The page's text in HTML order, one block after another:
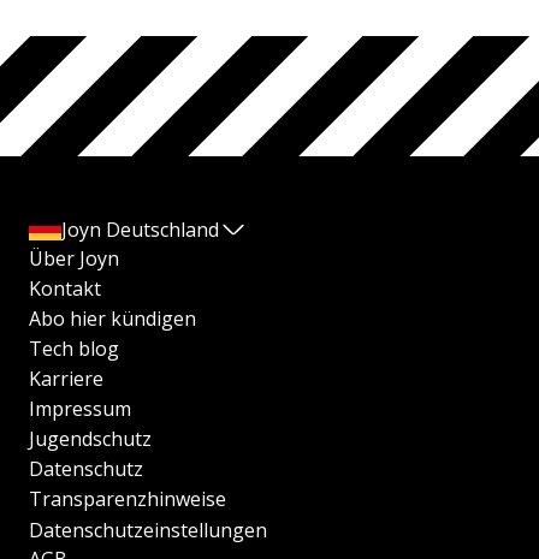
Joyn Deutschland
Über Joyn
Kontakt
Abo hier kündigen
Tech blog
Karriere
Impressum
Jugendschutz
Datenschutz
Transparenzhinweise
Datenschutzeinstellungen